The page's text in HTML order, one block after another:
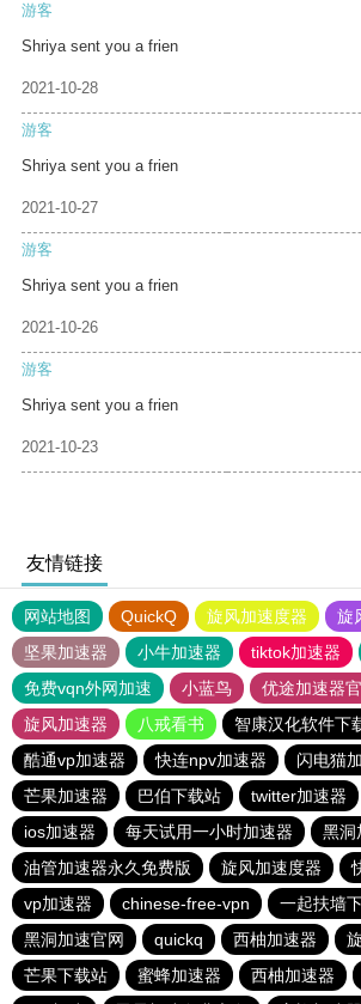
游客
Shriya sent you a frien
2021-10-28
游客
Shriya sent you a frien
2021-10-27
游客
Shriya sent you a frien
2021-10-26
游客
Shriya sent you a frien
2021-10-23
友情链接
网站地图 QuickQ 旋风加速度器 旋
坚果加速器
小牛加速器 tiktok加速器
免费vqn外网加速
小蓝鸟 优途加速器
旋风加速器
八戒看书
智康汉化软件下
酷通vp加速器
快连npv加速器
闪电猫
芒果加速器
巴伯下载站 twitter加速器
ios加速器
每天试用一小时加速器
黑洞
油管加速器永久免费版
旋风加速度器
vp加速器
chinese-free-vpn
一起扶墙
黑洞加速官网
quickq 西柚加速器
芒果下载站
蜜蜂加速器 西柚加速器